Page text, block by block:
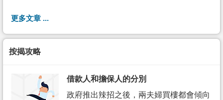
更多文章 ...
按揭攻略
借款人和擔保人的分別
政府推出辣招之後，兩夫婦買樓都會傾向